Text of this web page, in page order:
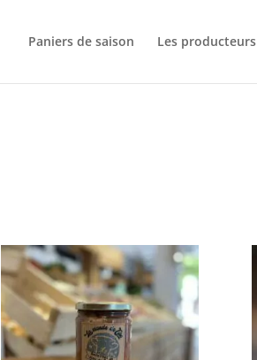
Paniers de saison Les producteurs